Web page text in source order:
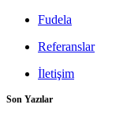
Fudela
Referanslar
İletişim
Son Yazılar